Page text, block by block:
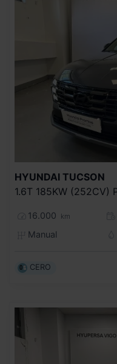
HYUNDAI TUCSON
16.000 km
Manual
CERO